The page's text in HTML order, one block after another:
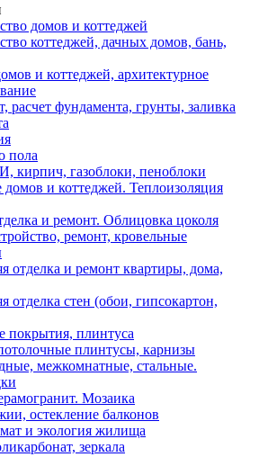
домов и коттеджей
коттеджей, дачных домов, бань,
и коттеджей, архитектурное
расчет фундамента, грунты, заливка
пола
кирпич, газоблоки, пеноблоки
домов и коттеджей. Теплоизоляция
и ремонт. Облицовка цоколя
ремонт, кровельные
отделка и ремонт квартиры, дома,
отделка стен (обои, гипсокартон,
покрытия, плинтуса
плинтусы, карнизы
межкомнатные, стальные.
Мозаика
остекление балконов
и экология жилища
зеркала